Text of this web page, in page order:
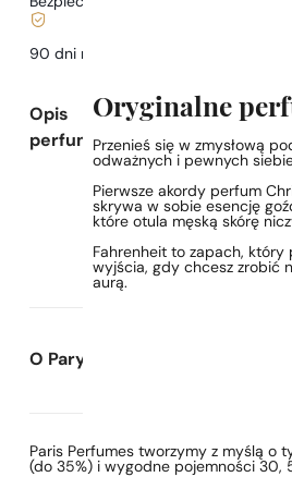
90 dni na
Opis
perfum
Oryginalne
Przenieś się w zmysłową
odważnych i pewnych
Pierwsze akordy perfum
skrywa w sobie esencję
które otula męską skórę
Fahrenheit to zapach,
wyjścia, gdy chcesz zrobić
aurą.
O Paryskie Perfumy
Paris Perfumes tworzymy z myślą o
(do 35%) i wygodne pojemności 30,